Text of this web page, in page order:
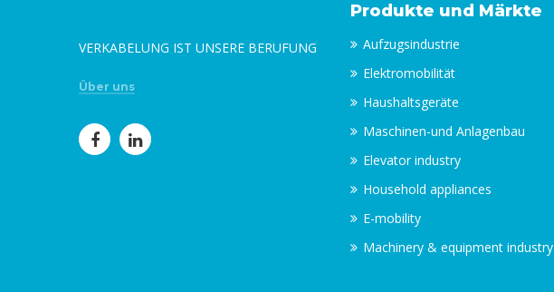
VERKABELUNG IST UNSERE BERUFUNG
Über uns
Produkte und Märkte
Aufzugsindustrie
Elektromobilität
Haushaltsgeräte
Maschinen-und Anlagenbau
Elevator industry
Household appliances
E-mobility
Machinery & equipment industry